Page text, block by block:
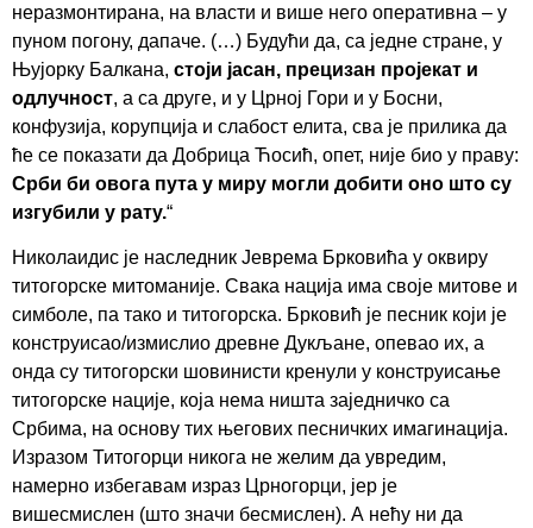
неразмонтирана, на власти и више него оперативна – у
пуном погону, дапаче. (…) Будући да, са једне стране, у
Њујорку Балкана, стоји јасан, прецизан пројекат и
одлучност, а са друге, и у Црној Гори и у Босни,
конфузија, корупција и слабост елита, сва је прилика да
ће се показати да Добрица Ћосић, опет, није био у праву:
Срби би овога пута у миру могли добити оно што су
изгубили у рату.“
Николаидис је наследник Јеврема Брковића у оквиру
титогорске митоманије. Свака нација има своје митове и
симболе, па тако и титогорска. Брковић је песник који је
конструисао/измислио древне Дукљане, опевао их, а
онда су титогорски шовинисти кренули у конструисање
титогорске нације, која нема ништа заједничко са
Србима, на основу тих његових песничких имагинација.
Изразом Титогорци никога не желим да увредим,
намерно избегавам израз Црногорци, јер је
вишесмислен (што значи бесмислен). А нећу ни да